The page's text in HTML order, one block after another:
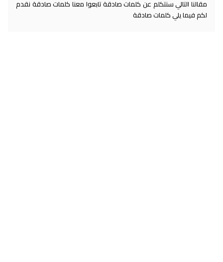
مقالنا التالي سنتكلم عن كلمات صادقة تابعوا معنا كلمات صادقة نقدم
لكم فيما يلي كلمات صادقة